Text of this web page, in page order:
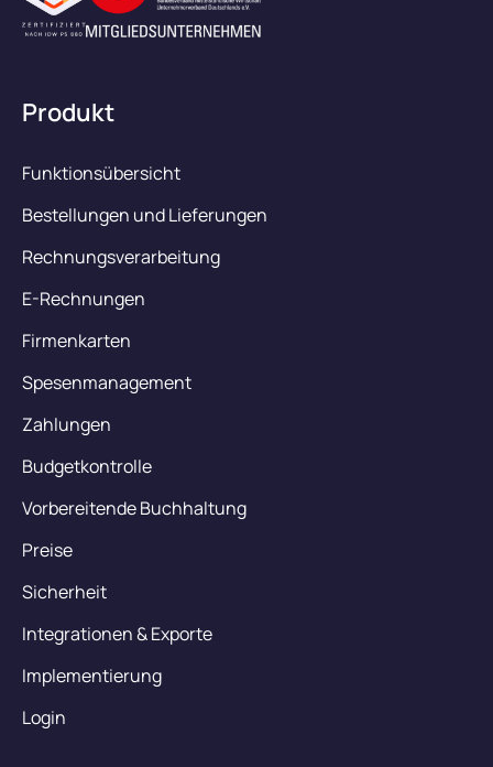
Produkt
Funktionsübersicht
Bestellungen und Lieferungen
Rechnungsverarbeitung
E-Rechnungen
Firmenkarten
Spesenmanagement
Zahlungen
Budgetkontrolle
Vorbereitende Buchhaltung
Preise
Sicherheit
Integrationen & Exporte
Implementierung
Login